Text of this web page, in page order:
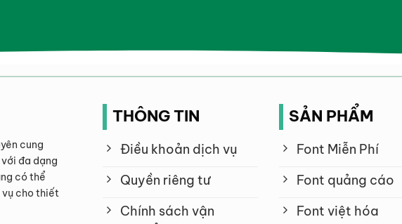
cung
đa dạng
có thể
vụ cho thiết
THÔNG TIN
Điều khoản dịch vụ
Quyền riêng tư
Chính sách vận
SẢN PHẨM
Font Miễn Phí
Font quảng cáo
Font việt hóa